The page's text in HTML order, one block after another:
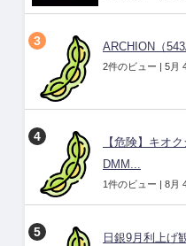
ARCHION（
2件のビュー | 5月
【危険】キオ
DMM...
1件のビュー | 8月
日銀9月利上げ